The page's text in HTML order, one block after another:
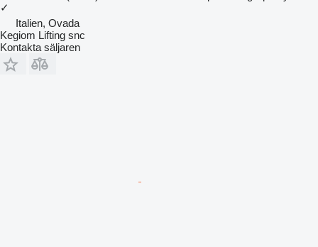
✓
Italien, Ovada
Kegiom Lifting snc
Kontakta säljaren